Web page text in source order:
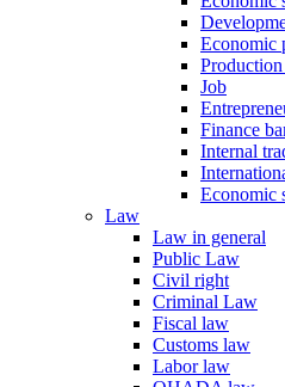
Economic
Job
Finance
Internal
Economic
Law
Law in general
Public Law
Civil right
Criminal Law
Fiscal law
Customs law
Labor law